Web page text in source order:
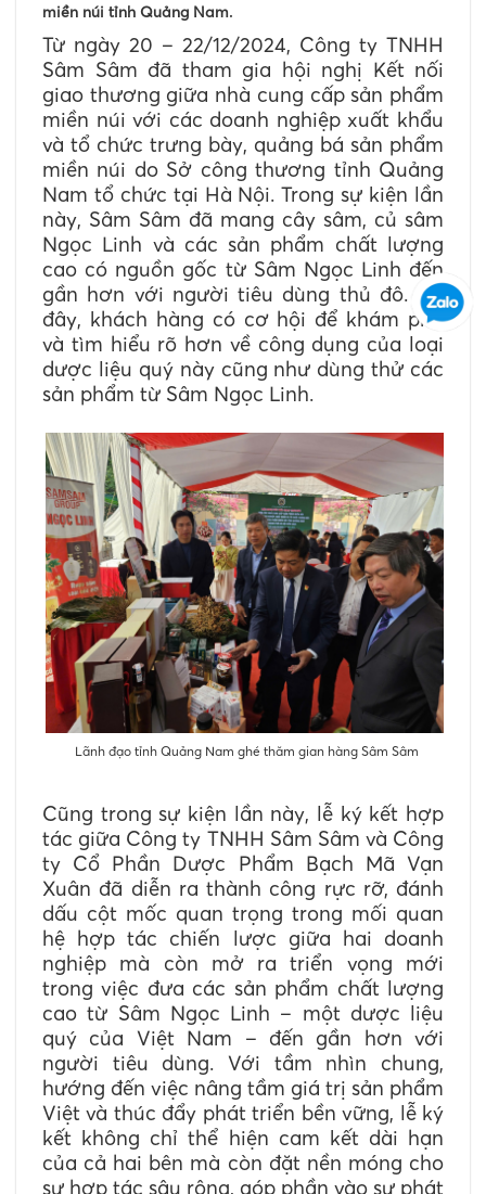
miền núi tỉnh Quảng Nam.
Từ ngày 20 – 22/12/2024, Công ty TNHH
Sâm Sâm đã tham gia hội nghị Kết nối
giao thương giữa nhà cung cấp sản phẩm
miền núi với các doanh nghiệp xuất khẩu
và tổ chức trưng bày, quảng bá sản phẩm
miền núi do Sở công thương tỉnh Quảng
Nam tổ chức tại Hà Nội. Trong sự kiện lần
này, Sâm Sâm đã mang cây sâm, củ sâm
Ngọc Linh và các sản phẩm chất lượng
cao có nguồn gốc từ Sâm Ngọc Linh đến
gần hơn với người tiêu dùng thủ đô. Tại
đây, khách hàng có cơ hội để khám phá
và tìm hiểu rõ hơn về công dụng của loại
dược liệu quý này cũng như dùng thử các
sản phẩm từ Sâm Ngọc Linh.
Lãnh đạo tỉnh Quảng Nam ghé thăm gian hàng Sâm Sâm
Cũng trong sự kiện lần này, lễ ký kết hợp
tác giữa Công ty TNHH Sâm Sâm và Công
ty Cổ Phần Dược Phẩm Bạch Mã Vạn
Xuân đã diễn ra thành công rực rỡ, đánh
dấu cột mốc quan trọng trong mối quan
hệ hợp tác chiến lược giữa hai doanh
nghiệp mà còn mở ra triển vọng mới
trong việc đưa các sản phẩm chất lượng
cao từ Sâm Ngọc Linh – một dược liệu
quý của Việt Nam – đến gần hơn với
người tiêu dùng. Với tầm nhìn chung,
hướng đến việc nâng tầm giá trị sản phẩm
Việt và thúc đẩy phát triển bền vững, lễ ký
kết không chỉ thể hiện cam kết dài hạn
của cả hai bên mà còn đặt nền móng cho
sự hợp tác sâu rộng, góp phần vào sự phát